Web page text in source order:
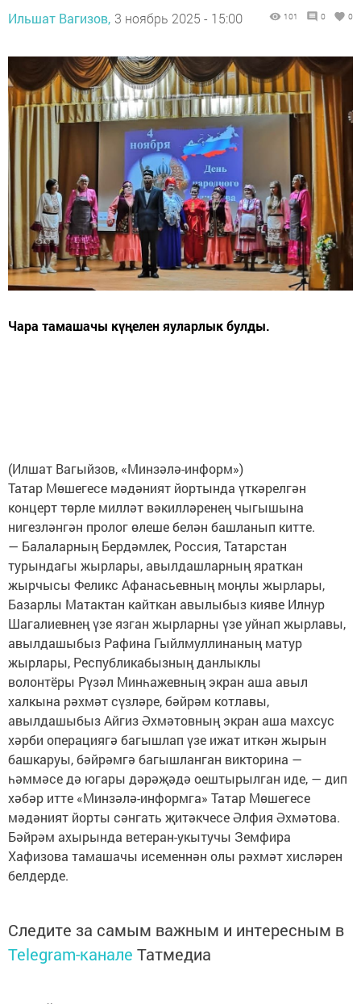
Ильшат Вагизов, 3 ноябрь 2025 - 15:00 101 0 0
Чара тамашачы күңелен яуларлык булды.
(Илшат Вагыйзов, «Минзәлә-информ»)
Татар Мөшегесе мәдәният йортында үткәрелгән
концерт төрле милләт вәкилләренең чыгышына
нигезләнгән пролог өлеше белән башланып китте.
— Балаларның Бердәмлек, Россия, Татарстан
турындагы жырлары, авылдашларның яраткан
жырчысы Феликс Афанасьевның моңлы жырлары,
Базарлы Матактан кайткан авылыбыз кияве Илнур
Шагалиевнең үзе язган жырларны үзе уйнап жырлавы,
авылдашыбыз Рафина Гыйлмуллинаның матур
жырлары, Республикабызның данлыклы
волонтёры Рүзәл Минһажевның экран аша авыл
халкына рәхмәт сүзләре, бәйрәм котлавы,
авылдашыбыз Айгиз Әхмәтовның экран аша махсус
хәрби операциягә багышлап үзе ижат иткән жырын
башкаруы, бәйрәмгә багышланган викторина —
һәммәсе дә югары дәрәҗәдә оештырылган иде, — дип
хәбәр итте «Минзәлә-информга» Татар Мөшегесе
мәдәният йорты сәнгать җитәкчесе Әлфия Әхмәтова.
Бәйрәм ахырында ветеран-укытучы Земфира
Хафизова тамашачы исеменнән олы рәхмәт хисләрен
белдерде.
Следите за самым важным и интересным в
Telegram-канале Татмедиа